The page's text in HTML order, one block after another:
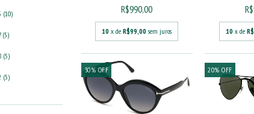
(10)
(5)
(5)
(5)
R$990,00
10 x deR$99,00 sem juros 10 x de
30% OFF 20%OFF